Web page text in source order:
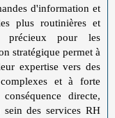
d'information et
plus routinières et
précieux pour les
stratégique permet à
expertise vers des
et à forte
directe,
des services RH